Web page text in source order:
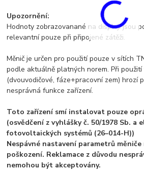
Upozornění:
Hodnoty zobrazovanané na displeji jsou
relevantní pouze při připojené zátěži.
Měnič je určen pro použití pouze v sítích
podle aktuálně platných norem. Při
(dvouvodičové, fáze+pracovní zem) hrozí
nesprávná funkce zařízení.
Toto zařízení smí instalovat pouze
(osvědčení z vyhlášky č. 50/1978 Sb. a
fotovoltaických systémů (26–014-H))
Nespávné nastavení parametrů měniče
poškození. Reklamace z důvodu
nemohou být akceptovány.